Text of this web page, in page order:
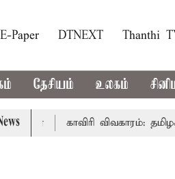
E-Paper DTNEXT Thanthi
தேசியம் உலகம்
காவிரி விவகாரம்: